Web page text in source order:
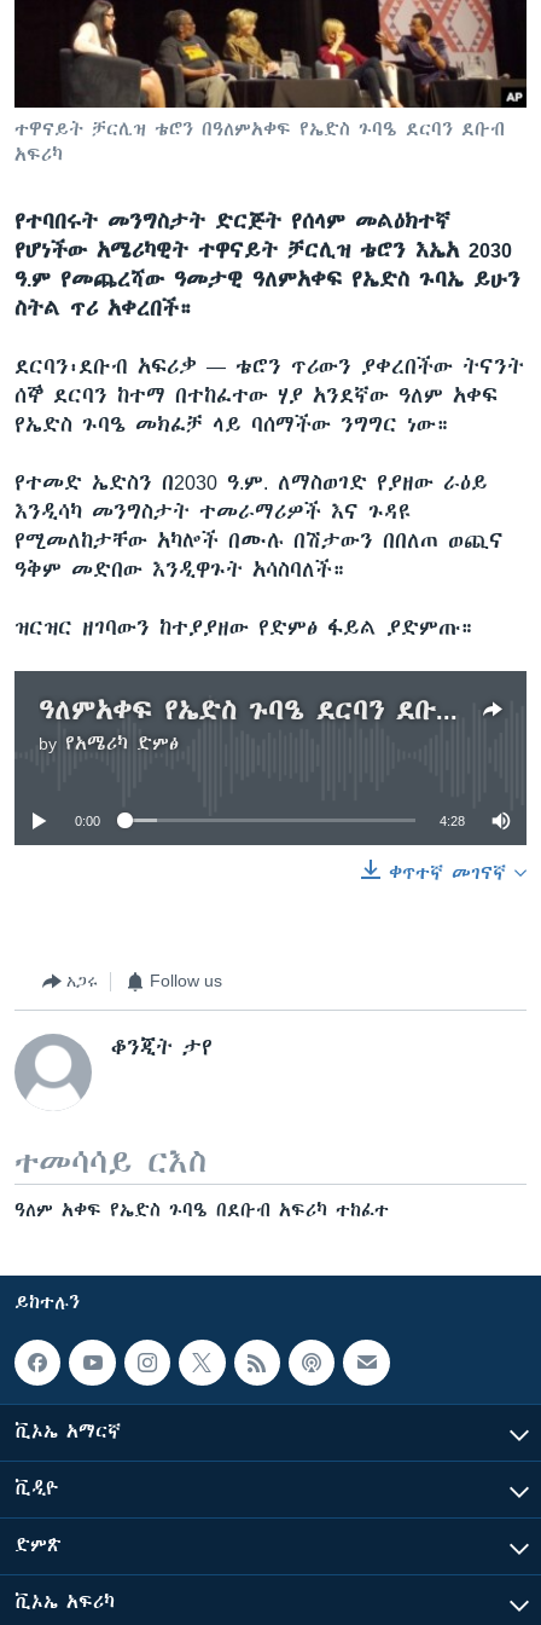
ቋንቋዎች
ተዋናይት ቻርሊዝ ቴሮን በዓለምአቀፍ የኤድስ ጉባዔ ደርባን ደቡብ
አፍሪካ
የተባበሩት መንግስታት ድርጅት የሰላም መልዕክተኛ
የሆነችው አሜሪካዊት ተዋናይት ቻርሊዝ ቴሮን እኤአ 2030
ዓ.ም የመጨረሻው ዓመታዊ ዓለምአቀፍ የኤድስ ጉባኤ ይሁን
ስትል ጥሪ አቀረበች።
ደርባን፡ደቡብ አፍሪቃ — ቴሮን ጥሪውን ያቀረበችው ትናንት
ሰኞ ደርባን ከተማ በተከፈተው ሃያ አንደኛው ዓለም አቀፍ
የኤድስ ጉባዔ መክፈቻ ላይ ባሰማችው ንግግር ነው።
የተመድ ኤድስን በ2030 ዓ.ም. ለማስወገድ የያዘው ራዕይ
እንዲሳካ መንግስታት ተመራማሪዎች እና ጉዳዩ
የሚመለከታቸው አካሎች በሙሉ በሽታውን በበለጠ ወጪና
ዓቅም መድበው እንዲዋጉት አሳስባለች።
ዝርዝር ዘገባውን ከተያያዘው የድምፅ ፋይል ያድምጡ።
ዓለምአቀፍ የኤድስ ጉባዔ ደርባን ደቡብ አፍሪካ ላይ ተጀምሯል
by የአሜሪካ ድምፅ
No media source currently available
0:00 4:28
ቀጥተኛ መገናኛ
አጋሩ Follow us
ቆንጂት ታየ
ተመሳሳይ ርእስ
ዓለም አቀፍ የኤድስ ጉባዔ በደቡብ አፍሪካ ተከፈተ
ይከተሉን
ቪኦኤ አማርኛ
ቪዲዮ
ድምጽ
ቪኦኤ አፍሪካ